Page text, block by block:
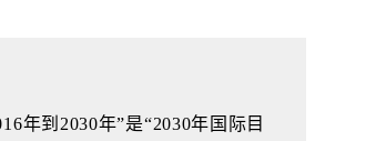
年到2030年”是“2030年国际目